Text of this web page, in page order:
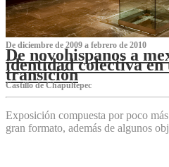
De diciembre de 2009 a febrero de 2010
De novohispanos a
identidad colectiva en
transición
Castillo de Chapultepec
Exposición compuesta por poco
gran formato, además de algunos